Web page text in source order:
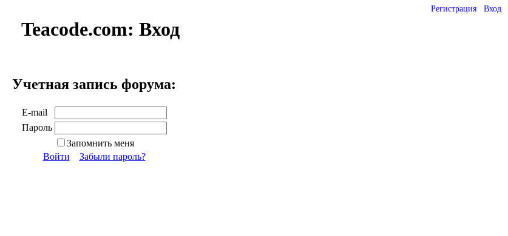
Регистрация Вход
Teacode.com: Вход
Учетная запись форума:
E-mail
Пароль
Запомнить меня
Войти
Забыли пароль?